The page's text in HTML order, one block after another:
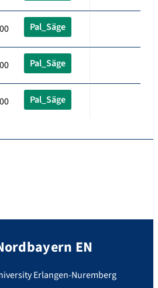
Pal_Säge
Pal_Säge
Pal_Säge
EN
Erlangen-Nuremberg